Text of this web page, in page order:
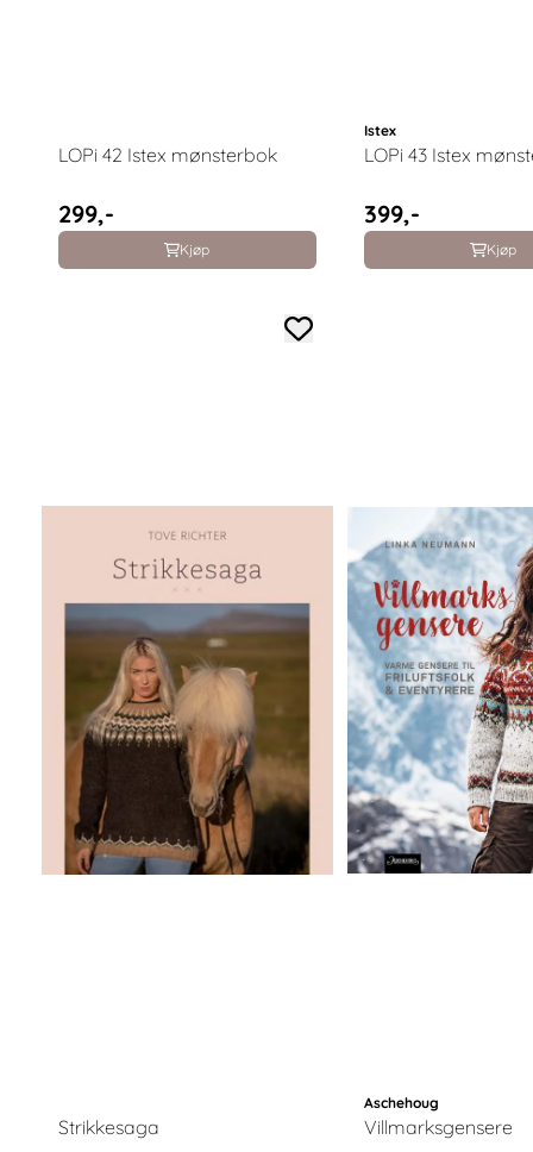
LOPi 42 Istex mønsterbok
299,-
Kjøp
Istex
LOPi 43 Istex
399,-
Kjøp
Strikkesaga
Aschehoug
Villmarksgensere